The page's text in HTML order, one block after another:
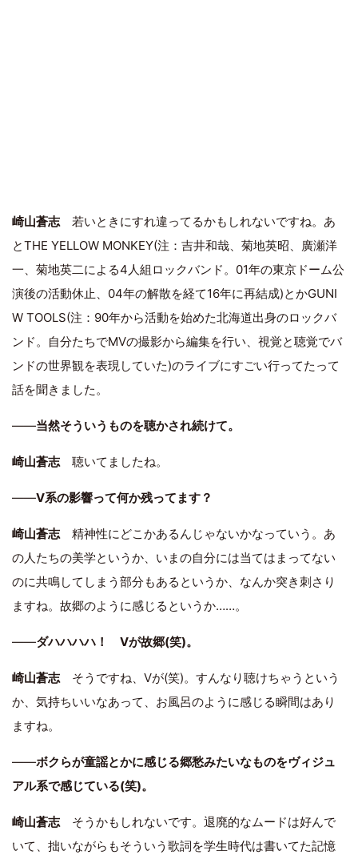
崎山蒼志若いときにすれ違ってるかもしれないですね。あ
とTHE YELLOW MONKEY(注：吉井和哉、菊地英昭、廣瀬洋
一、菊地英二による4人組ロックバンド。01年の東京ドーム公
演後の活動休止、04年の解散を経て16年に再結成)とかGUNI
W TOOLS(注：90年から活動を始めた北海道出身のロックバ
ンド。自分たちでMVの撮影から編集を行い、視覚と聴覚でバ
ンドの世界観を表現していた)のライブにすごい行ってたって
話を聞きました。
――当然そういうものを聴かされ続けて。
崎山蒼志聴いてましたね。
――V系の影響って何か残ってます？
崎山蒼志精神性にどこかあるんじゃないかなっていう。あ
の人たちの美学というか、いまの自分には当てはまってない
のに共鳴してしまう部分もあるというか、なんか突き刺さり
ますね。故郷のように感じるというか……。
――ダハハハハ！ Vが故郷(笑)。
崎山蒼志そうですね、Vが(笑)。すんなり聴けちゃうという
か、気持ちいいなあって、お風呂のように感じる瞬間はあり
ますね。
――ボクらが童謡とかに感じる郷愁みたいなものをヴィジュ
アル系で感じている(笑)。
崎山蒼志そうかもしれないです。退廃的なムードは好んで
いて、拙いながらもそういう歌詞を学生時代は書いてた記憶